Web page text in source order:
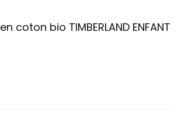
coton bio TIMBERLAND ENFANT